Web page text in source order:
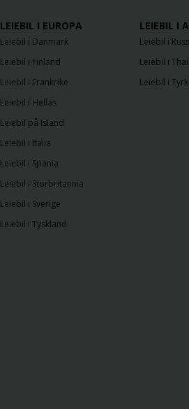
LEIEBIL I EUROPA
Leiebil i Danmark
Leiebil i Finland
Leiebil i Frankrike
Leiebil i Hellas
Leiebil på Island
Leiebil i Italia
Leiebil i Spania
Leiebil i Storbritannia
Leiebil i Sverige
Leiebil i Tyskland
LEIEBIL I
Leiebil i
Leiebil i
Leiebil i